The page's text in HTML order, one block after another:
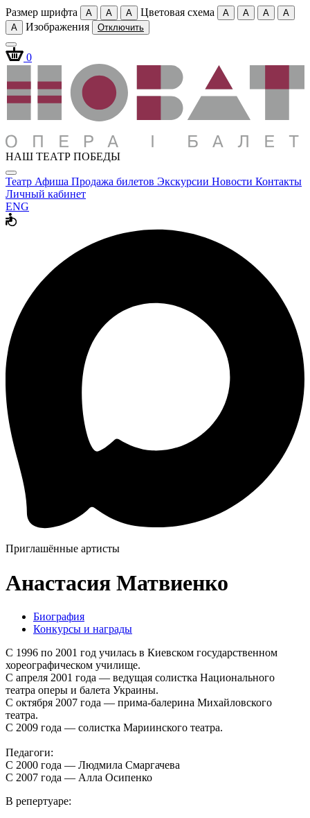
Размер шрифта A A A Цветовая схема A A A
A
A
Изображения Отключить
0
НАШ ТЕАТР ПОБЕДЫ
Театр Афиша Продажа билетов Экскурсии Новости Контакты
Личный кабинет
ENG
Приглашённые артисты
Анастасия Матвиенко
Биография
Конкурсы и награды
С 1996 по 2001 год училась в Киевском государственном
хореографическом училище.
С апреля 2001 года — ведущая солистка Национального
театра оперы и балета Украины.
С октября 2007 года — прима-балерина Михайловского
театра.
С 2009 года — солистка Мариинского театра.
Педагоги:
С 2000 года — Людмила Смаргачева
С 2007 года — Алла Осипенко
В репертуаре: